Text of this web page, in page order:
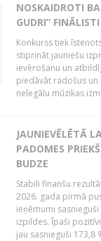
NOSKAIDROTI
GUDRI” FINĀLISTI
Konkurss tiek
stiprināt jauniešu
ievērošanu un
piedāvāt radošus
nelegālu mūzikas
JAUNIEVĒLĒTĀ
PADOMES
BUDZE
Stabili finanšu
2026. gada pirmā
ieņēmumi
izpildes. Īpaši
jau sasnieguši 173,8